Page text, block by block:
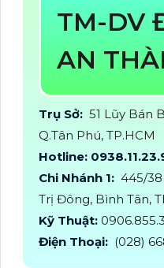
TM-DV
AN
Trụ Sở: 51 Lũy Bán
Q.Tân Phú, TP.HCM
Hotline:
Chi Nhánh 1: 445/
Trị Đông, Bình Tân,
Kỹ Thuật:
Điện Thoại: (028)